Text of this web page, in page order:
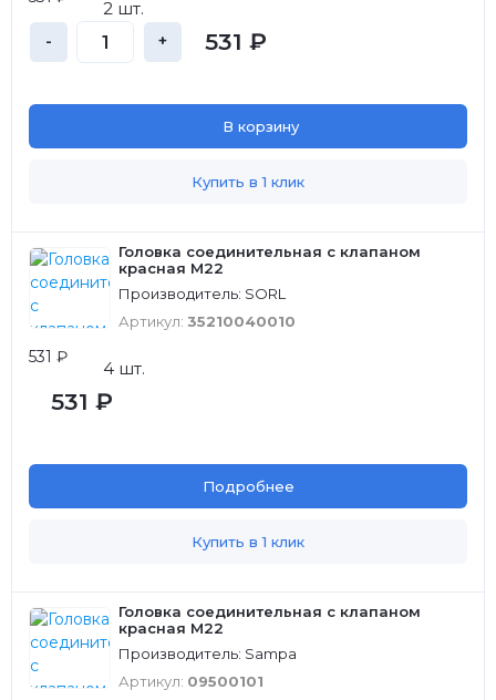
2 шт.
- + 531 ₽
В корзину
Купить в 1 клик
Головка соединительная с клапаном
красная M22
Производитель: SORL
Артикул: 35210040010
531 ₽
4 шт.
531 ₽
Подробнее
Купить в 1 клик
Головка соединительная с клапаном
красная M22
Производитель: Sampa
Артикул: 09500101